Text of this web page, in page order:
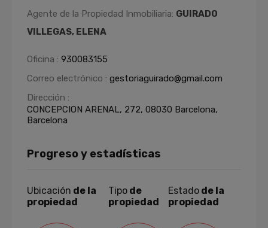
Agente de la Propiedad Inmobiliaria: GUIRADO
VILLEGAS, ELENA
Oficina : 930083155
Correo electrónico : gestoriaguirado@gmail.com
Dirección :
CONCEPCION ARENAL, 272, 08030 Barcelona,
Barcelona
Progreso y estadísticas
Ubicación de la
propiedad
Tipo de
propiedad
Estado de la
propiedad